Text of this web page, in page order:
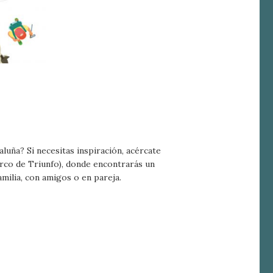
Si necesitas inspiración, acércate
de Triunfo), donde encontrarás un
con amigos o en pareja.
de
de
de uso